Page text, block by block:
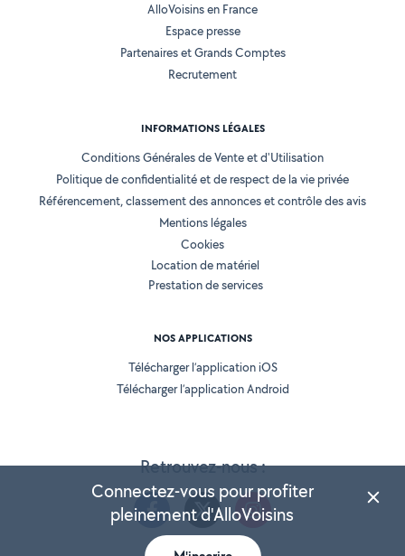
Retrouvez-nous :
AlloVoisins en France
Espace presse
Partenaires et Grands Comptes
Recrutement
INFORMATIONS LÉGALES
Conditions Générales de Vente et d'Utilisation
Politique de confidentialité et de respect de la vie privée
Référencement, classement des annonces et contrôle des avis
Mentions légales
Cookies
Location de matériel
Prestation de services
NOS APPLICATIONS
Télécharger l’application iOS
Télécharger l’application Android
Connectez-vous pour profiter
pleinement d'AlloVoisins